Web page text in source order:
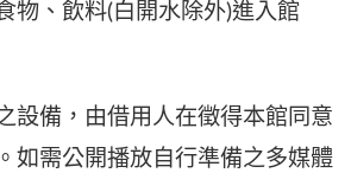
物、飲料(白開水除外)進入館
設備，由借用人在徵得本館同意
如需公開播放自行準備之多媒體